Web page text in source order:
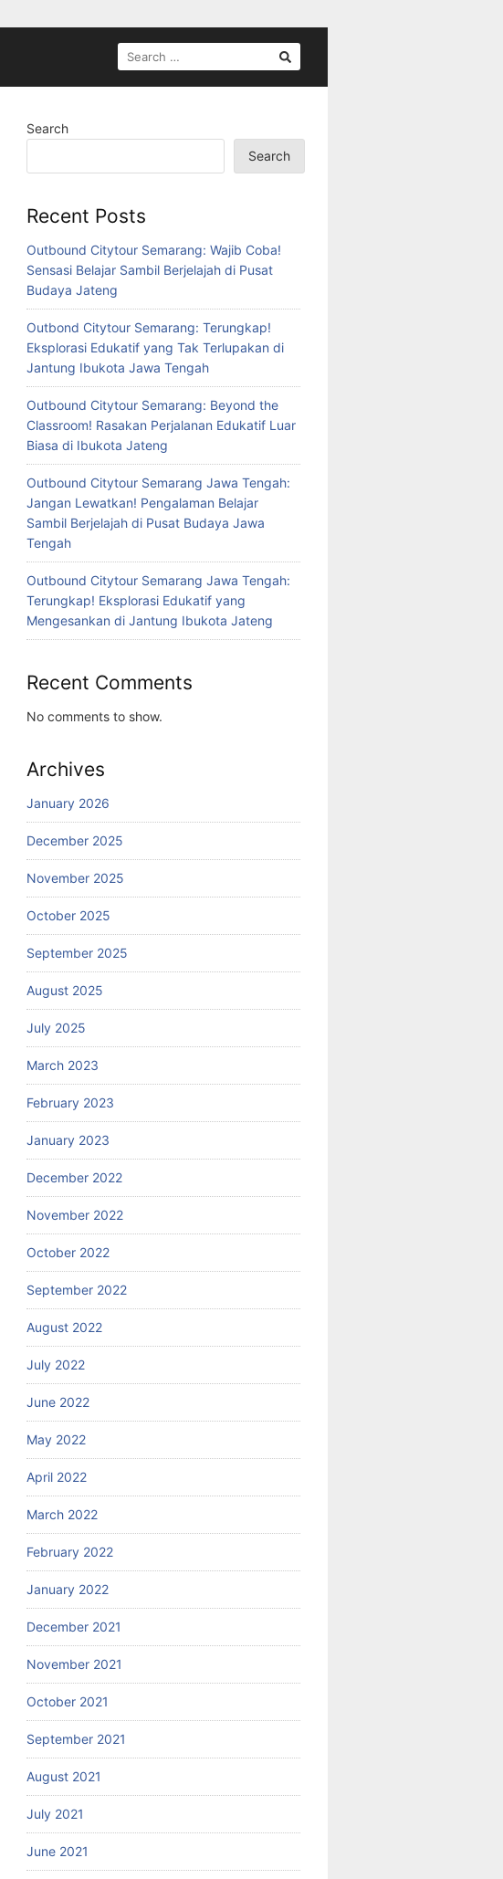
SEARCH
FOR:
Search
Search
Recent Posts
Outbound Citytour Semarang: Wajib Coba!
Sensasi Belajar Sambil Berjelajah di Pusat
Budaya Jateng
Outbond Citytour Semarang: Terungkap!
Eksplorasi Edukatif yang Tak Terlupakan di
Jantung Ibukota Jawa Tengah
Outbound Citytour Semarang: Beyond the
Classroom! Rasakan Perjalanan Edukatif Luar
Biasa di Ibukota Jateng
Outbound Citytour Semarang Jawa Tengah:
Jangan Lewatkan! Pengalaman Belajar
Sambil Berjelajah di Pusat Budaya Jawa
Tengah
Outbound Citytour Semarang Jawa Tengah:
Terungkap! Eksplorasi Edukatif yang
Mengesankan di Jantung Ibukota Jateng
Recent Comments
No comments to show.
Archives
January 2026
December 2025
November 2025
October 2025
September 2025
August 2025
July 2025
March 2023
February 2023
January 2023
December 2022
November 2022
October 2022
September 2022
August 2022
July 2022
June 2022
May 2022
April 2022
March 2022
February 2022
January 2022
December 2021
November 2021
October 2021
September 2021
August 2021
July 2021
June 2021